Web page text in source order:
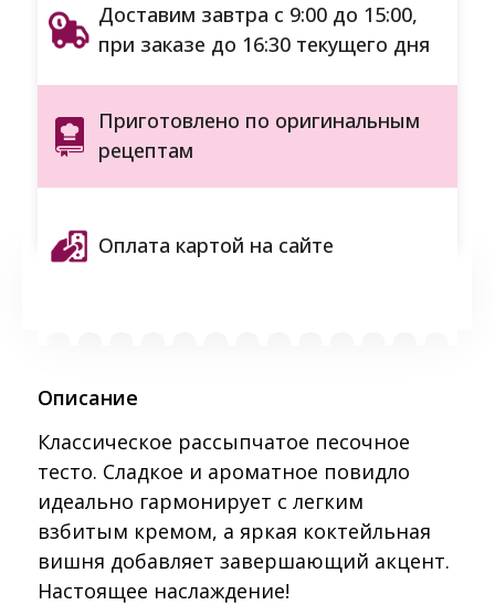
Описание
Классическое рассыпчатое песочное
тесто. Сладкое и ароматное повидло
идеально гармонирует с легким
взбитым кремом, а яркая коктейльная
вишня добавляет завершающий акцент.
Настоящее наслаждение!
Доставим завтра с 9:00 до 15:00,
при заказе до 16:30 текущего дня
Приготовлено по оригинальным
рецептам
Оплата картой на сайте